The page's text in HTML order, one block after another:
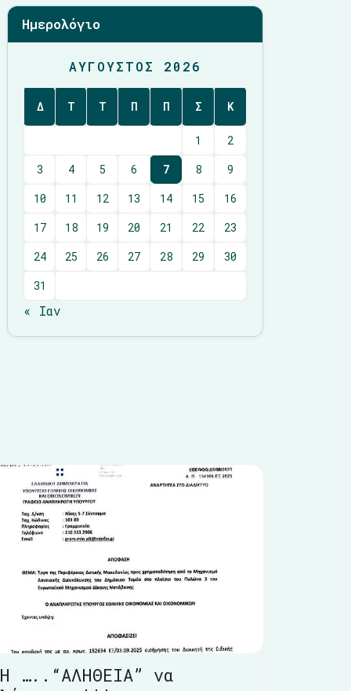
Ημερολόγιο
ΑΎΓΟΥΣΤΟΣ 2026
Δ Τ Τ Π Π Σ Κ
1
2
3
4 5 6 7 8
9
10
11 12 13 14 15
16
17
18 19 20 21 22
23
24
25 26 27 28 29
30
31
« Ιαν
Η …..“ΑΛΗΘΕΙΑ” να